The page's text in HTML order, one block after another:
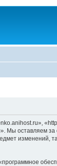
оставляем
изменений,